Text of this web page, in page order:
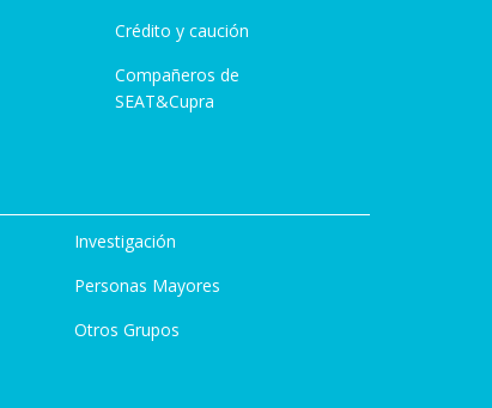
Crédito y caución
Compañeros de
SEAT&Cupra
Investigación
Personas Mayores
Otros Grupos